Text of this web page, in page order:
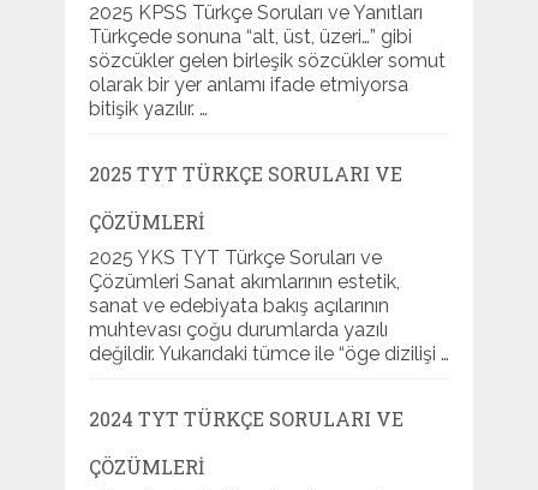
2025 KPSS Türkçe Soruları ve Yanıtları
Türkçede sonuna “alt, üst, üzeri…” gibi
sözcükler gelen birleşik sözcükler somut
olarak bir yer anlamı ifade etmiyorsa
bitişik yazılır. …
2025 TYT TÜRKÇE SORULARI VE
ÇÖZÜMLERI
2025 YKS TYT Türkçe Soruları ve
Çözümleri Sanat akımlarının estetik,
sanat ve edebiyata bakış açılarının
muhtevası çoğu durumlarda yazılı
değildir. Yukarıdaki tümce ile “öge dizilişi …
2024 TYT TÜRKÇE SORULARI VE
ÇÖZÜMLERI